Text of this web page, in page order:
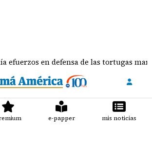
defensa de las tortugas marinas
e-papper mis noticias